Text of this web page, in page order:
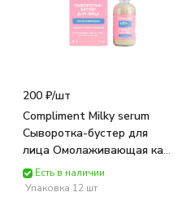
200 ₽/шт
Compliment Milky serum
Сыворотка-бустер для
лица Омолаживающая кар/
п 27мл 890514 ТИМЕКС
Есть в наличии
Упаковка 12 шт